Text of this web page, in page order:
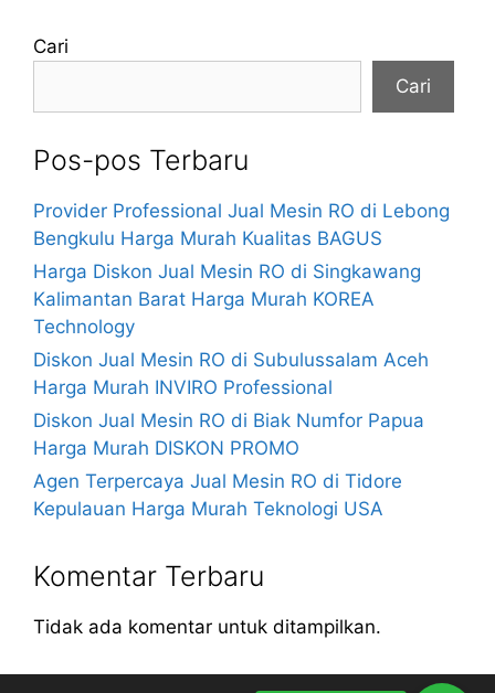
Cari
Cari
Pos-pos Terbaru
Provider Professional Jual Mesin RO di Lebong
Bengkulu Harga Murah Kualitas BAGUS
Harga Diskon Jual Mesin RO di Singkawang
Kalimantan Barat Harga Murah KOREA
Technology
Diskon Jual Mesin RO di Subulussalam Aceh
Harga Murah INVIRO Professional
Diskon Jual Mesin RO di Biak Numfor Papua
Harga Murah DISKON PROMO
Agen Terpercaya Jual Mesin RO di Tidore
Kepulauan Harga Murah Teknologi USA
Komentar Terbaru
Tidak ada komentar untuk ditampilkan.